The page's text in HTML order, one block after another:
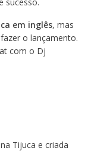
em inglês, mas
o lançamento.
com o Dj
Tijuca e criada